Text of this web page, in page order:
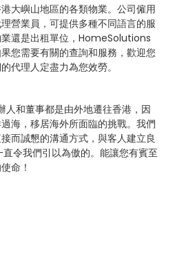
大嶼山地區的各類物業。公司僱用
營業員，可提供多種不同語言的服
還是出租單位，HomeSolutions
您需要有關的查詢和服務，歡迎您
代理人定盡力為您效勞。
和董事都是由外地遷往香港，因
海，移居海外所面臨的挑戰。我們
而誠懇的溝通方式，與客人建立良
令我們引以為傲的。能讓您有賓至
命！